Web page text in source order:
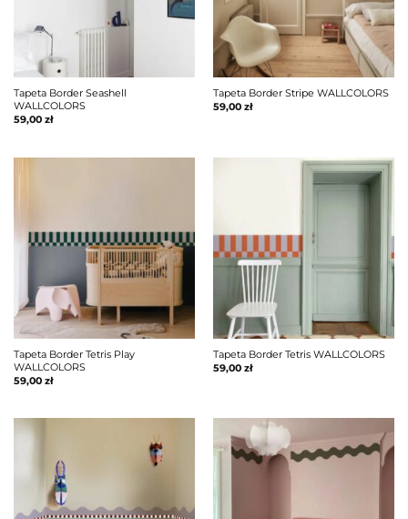
Tapeta Border Seashell
WALLCOLORS
59,00 zł
Tapeta Border Stripe WALLCOLORS
59,00 zł
Tapeta Border Tetris Play
WALLCOLORS
59,00 zł
Tapeta Border Tetris WALLCOLORS
59,00 zł